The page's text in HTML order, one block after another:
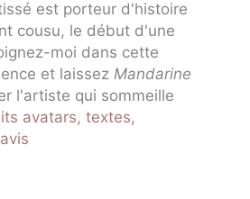
est porteur d'histoire
cousu, le début d'une
moi dans cette
et laissez Mandarine
l'artiste qui sommeille
avatars, textes,